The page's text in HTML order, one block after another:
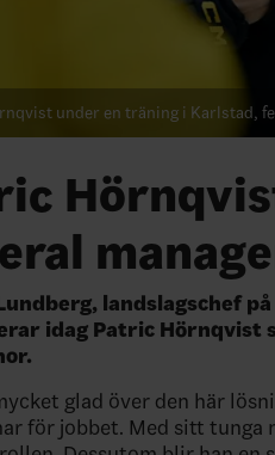
under en träning i Karlstad,
landslagschef
idag Patric Hörnqvist
glad över den här
för jobbet. Med sitt tunga